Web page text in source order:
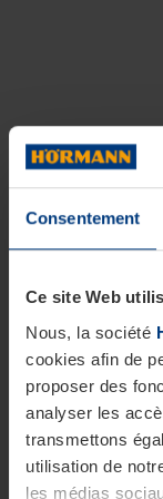
Consentement
Ce site Web
Nous, la société
cookies afin de
proposer des
analyser les
transmettons
utilisation de
les médias